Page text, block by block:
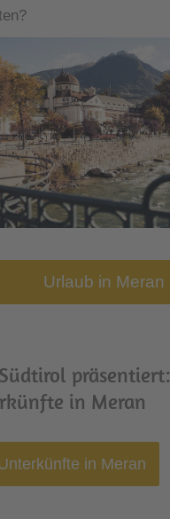
Urlaub in Meran
präsentiert:
in Meran
in Meran